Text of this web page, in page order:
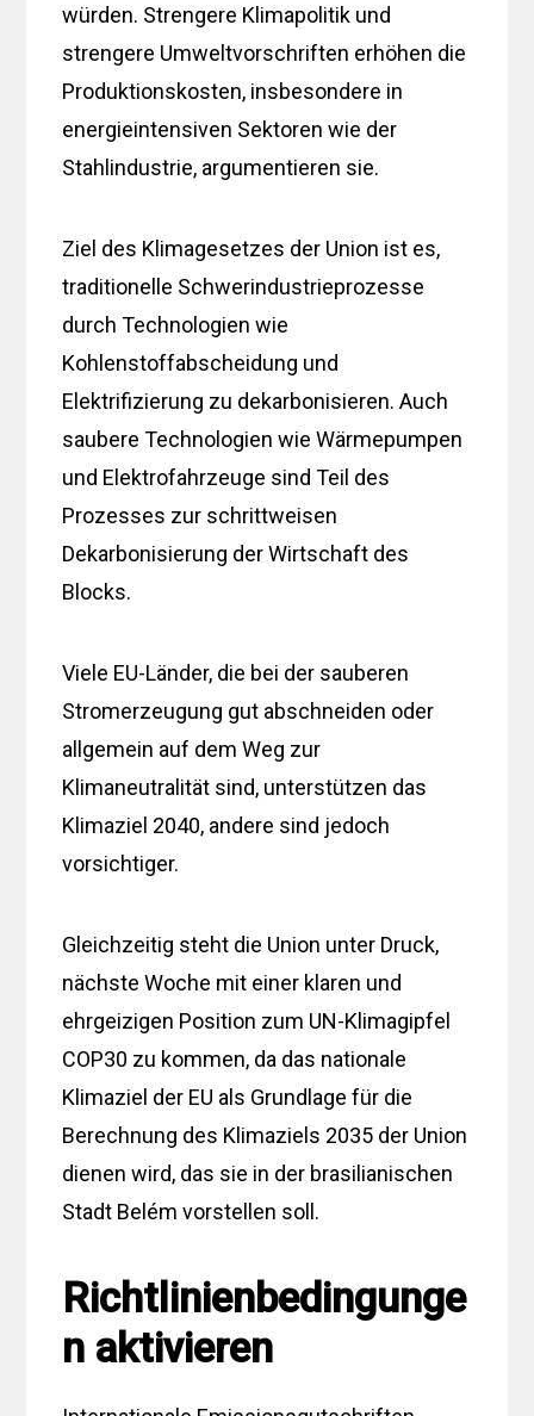
würden. Strengere Klimapolitik und
strengere Umweltvorschriften erhöhen die
Produktionskosten, insbesondere in
energieintensiven Sektoren wie der
Stahlindustrie, argumentieren sie.
Ziel des Klimagesetzes der Union ist es,
traditionelle Schwerindustrieprozesse
durch Technologien wie
Kohlenstoffabscheidung und
Elektrifizierung zu dekarbonisieren. Auch
saubere Technologien wie Wärmepumpen
und Elektrofahrzeuge sind Teil des
Prozesses zur schrittweisen
Dekarbonisierung der Wirtschaft des
Blocks.
Viele EU-Länder, die bei der sauberen
Stromerzeugung gut abschneiden oder
allgemein auf dem Weg zur
Klimaneutralität sind, unterstützen das
Klimaziel 2040, andere sind jedoch
vorsichtiger.
Gleichzeitig steht die Union unter Druck,
nächste Woche mit einer klaren und
ehrgeizigen Position zum UN-Klimagipfel
COP30 zu kommen, da das nationale
Klimaziel der EU als Grundlage für die
Berechnung des Klimaziels 2035 der Union
dienen wird, das sie in der brasilianischen
Stadt Belém vorstellen soll.
Richtlinienbedingunge
n aktivieren